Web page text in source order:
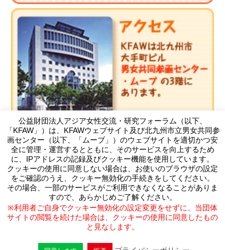
（公財）アジア女性交流・研究フォーラム
Kitakyushu Forum on Asian Women
〒803-0814 北九州市小倉北区大手町11-4北九州市大手町ビ
ル3F
TEL093-583-3434 FAX093-583-5195
公益財団法人アジア女性交流・研究フォーラム（以下、
「KFAW」）は、KFAWウェブサイト及び北九州市立男女共同参
画センター（以下、「ムーブ」）のウェブサイトを適切かつ安
全に管理・運営するとともに、そのサービスを向上するため
に、IPアドレスの記録及びクッキー機能を使用しています。
クッキーの使用に同意しない場合は、お使いのブラウザの設定
をご確認のうえ、クッキー無効化の手続きをしてください。
その場合、一部のサービスがご利用できなくなることがありま
すので、あらかじめご了解ください。
※利用者ご自身でクッキー無効化の設定変更をせずに、当団体
サイトの閲覧を続けた場合は、クッキーの使用に同意したもの
と見なします。